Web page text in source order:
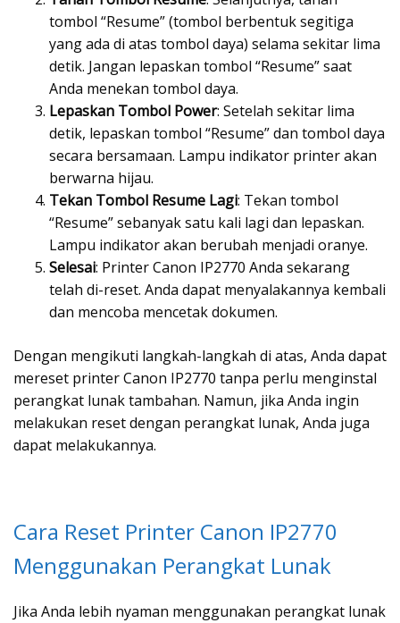
tombol “Resume” (tombol berbentuk segitiga
yang ada di atas tombol daya) selama sekitar lima
detik. Jangan lepaskan tombol “Resume” saat
Anda menekan tombol daya.
Lepaskan Tombol Power: Setelah sekitar lima
detik, lepaskan tombol “Resume” dan tombol daya
secara bersamaan. Lampu indikator printer akan
berwarna hijau.
Tekan Tombol Resume Lagi: Tekan tombol
“Resume” sebanyak satu kali lagi dan lepaskan.
Lampu indikator akan berubah menjadi oranye.
Selesai: Printer Canon IP2770 Anda sekarang
telah di-reset. Anda dapat menyalakannya kembali
dan mencoba mencetak dokumen.
Dengan mengikuti langkah-langkah di atas, Anda dapat
mereset printer Canon IP2770 tanpa perlu menginstal
perangkat lunak tambahan. Namun, jika Anda ingin
melakukan reset dengan perangkat lunak, Anda juga
dapat melakukannya.
Cara Reset Printer Canon IP2770
Menggunakan Perangkat Lunak
Jika Anda lebih nyaman menggunakan perangkat lunak